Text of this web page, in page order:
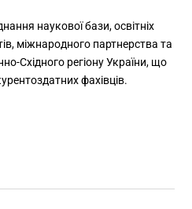
наукової бази, освітніх
міжнародного партнерства та
Східного регіону України, що
фахівців.